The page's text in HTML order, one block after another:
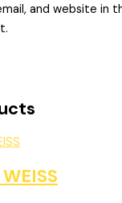
and website in